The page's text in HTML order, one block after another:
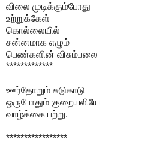
விலை முடிக்கும்போது
உற்றுக்கேள்
கொல்லையில்
சன்னமாக எழும்
பெண்களின் விசும்பலை
*************
ஊர்தோறும் சுடுகாடு
ஒருபோதும் குறையலியே
வாழ்க்கை பற்று.
*****************